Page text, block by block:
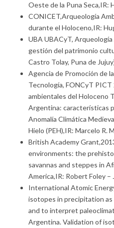
Oeste de la Puna Seca,IR:
CONICET,Arqueología
durante el Holoceno,IR:
UBA UBACyT,
gestión del patrimonio
Castro Tolay, Puna de
Agencia de Promoción de
Tecnología, FONCyT
ambientales del Holoceno
Argentina: características
Anomalía Climática
Hielo (PEH),IR: Marcelo R.
British Academy
environments: the
savannas and steppes in
America,IR: Robert Foley –
International Atomic
isotopes in precipitation
and to interpret
Argentina. Validation of